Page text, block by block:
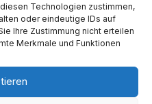
Technologien zustimmen,
oder eindeutige IDs auf
Ihre Zustimmung nicht erteilen
Merkmale und Funktionen